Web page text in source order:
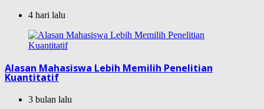
4 hari lalu
Alasan Mahasiswa Lebih Memilih Penelitian
Kuantitatif
3 bulan lalu